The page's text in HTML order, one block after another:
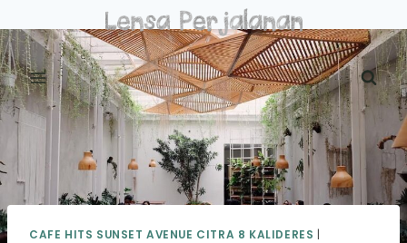
to
content
CAFE HITS SUNSET AVENUE CITRA 8 KALIDERES |